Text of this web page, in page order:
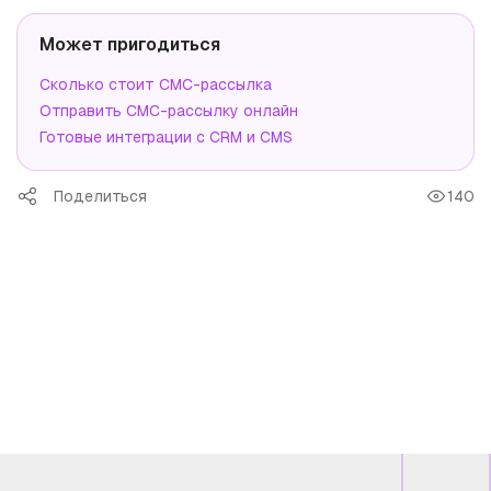
Может пригодиться
Сколько стоит СМС-рассылка
Отправить СМС-рассылку онлайн
Готовые интеграции с CRM и CMS
Поделиться 140